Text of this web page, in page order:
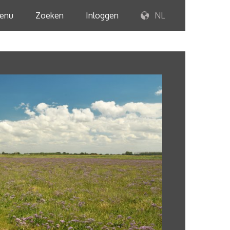
Zoeken Inloggen NL